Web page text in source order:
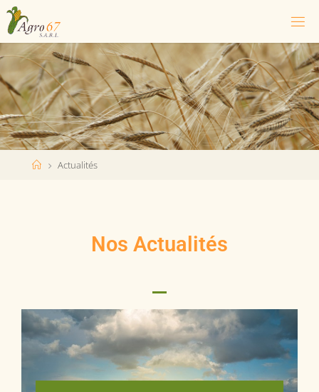
Actualités
Nos Actualités